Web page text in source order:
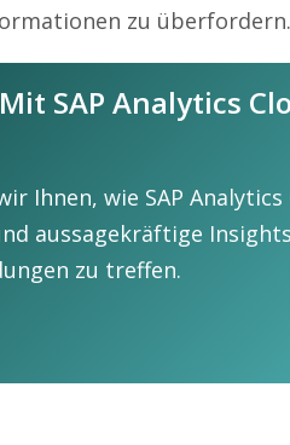
zu überfordern.
SAP Analytics
Ihnen, wie SAP Analytics
aussagekräftige
zu treffen.